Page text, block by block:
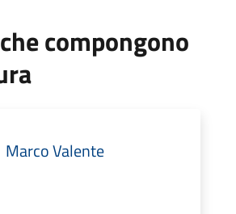
compongono
Marco Valente